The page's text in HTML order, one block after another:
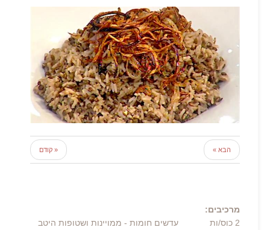
« קודם הבא »
מרכיבים:
2 כוס/ות עדשים חומות - ממויינות ושטופות היטב